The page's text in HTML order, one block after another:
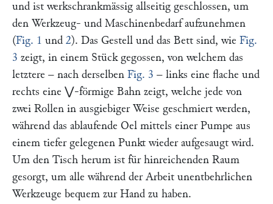
und ist werkschrankmässig allseitig geschlossen, um
den Werkzeug- und Maschinenbedarf aufzunehmen
(Fig. 1 und 2). Das Gestell und das Bett sind, wie Fig.
3 zeigt, in einem Stück gegossen, von welchem das
letztere – nach derselben Fig. 3 – links eine flache und
rechts eine ⋁-förmige Bahn zeigt, welche jede von
zwei Rollen in ausgiebiger Weise geschmiert werden,
während das ablaufende Oel mittels einer Pumpe aus
einem tiefer gelegenen Punkt wieder aufgesaugt wird.
Um den Tisch herum ist für hinreichenden Raum
gesorgt, um alle während der Arbeit unentbehrlichen
Werkzeuge bequem zur Hand zu haben.